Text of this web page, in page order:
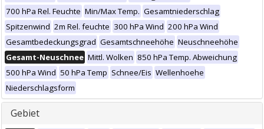
700 hPa Rel. Feuchte Min/Max Temp. Gesamtniederschlag
Spitzenwind 2m Rel. feuchte 300 hPa Wind 200 hPa Wind
Gesamtbedeckungsgrad Gesamtschneehöhe Neuschneehöhe
Gesamt-Neuschnee Mittl. Wolken 850 hPa Temp. Abweichung
500 hPa Wind 50 hPa Temp Schnee/Eis Wellenhoehe
Niederschlagsform
Gebiet